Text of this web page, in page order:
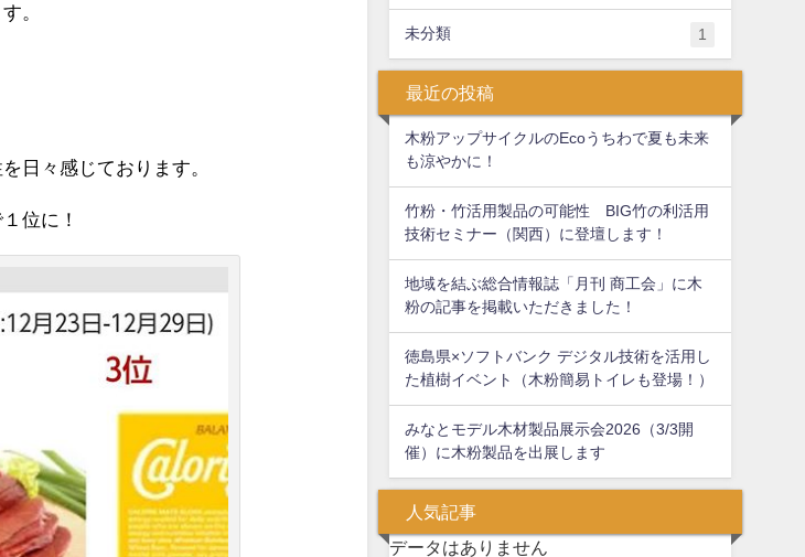
。
日々感じております。
位に！
未分類 1
最近の投稿
木粉アップサイクルのEcoうちわで夏も未来
も涼やかに！
竹粉・竹活用製品の可能性 BIG竹の利活用
技術セミナー（関西）に登壇します！
地域を結ぶ総合情報誌「月刊 商工会」に木
粉の記事を掲載いただきました！
徳島県×ソフトバンク デジタル技術を活用し
た植樹イベント（木粉簡易トイレも登場！）
みなとモデル木材製品展示会2026（3/3開
催）に木粉製品を出展します
人気記事
データはありません